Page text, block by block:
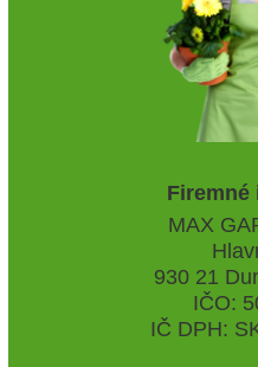
Firemné
MAX
930 21
IČO:
IČ DPH: